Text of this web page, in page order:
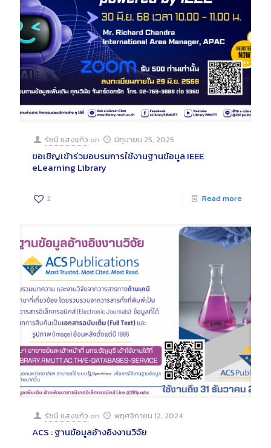
รัชนี แสงแก้ว on มิถุนายน 25, 2025
ขอเชิญเข้าร่วมอบรมการใช้งานฐานข้อมูล IEEE
eLearning Library
2 Read more
รัชนี แสงแก้ว on พฤศจิกายน 12, 2024
ACS : ฐานข้อมูลอ้างอิงงานวิจัย